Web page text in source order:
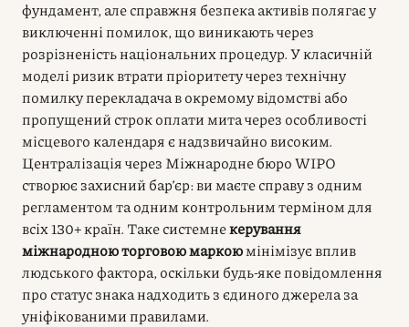
фундамент, але справжня безпека активів полягає у
виключенні помилок, що виникають через
розрізненість національних процедур. У класичній
моделі ризик втрати пріоритету через технічну
помилку перекладача в окремому відомстві або
пропущений строк оплати мита через особливості
місцевого календаря є надзвичайно високим.
Централізація через Міжнародне бюро WIPO
створює захисний бар’єр: ви маєте справу з одним
регламентом та одним контрольним терміном для
всіх 130+ країн. Таке системнекерування
міжнародною торговою маркоюмінімізує вплив
людського фактора, оскільки будь-яке повідомлення
про статус знака надходить з єдиного джерела за
уніфікованими правилами.